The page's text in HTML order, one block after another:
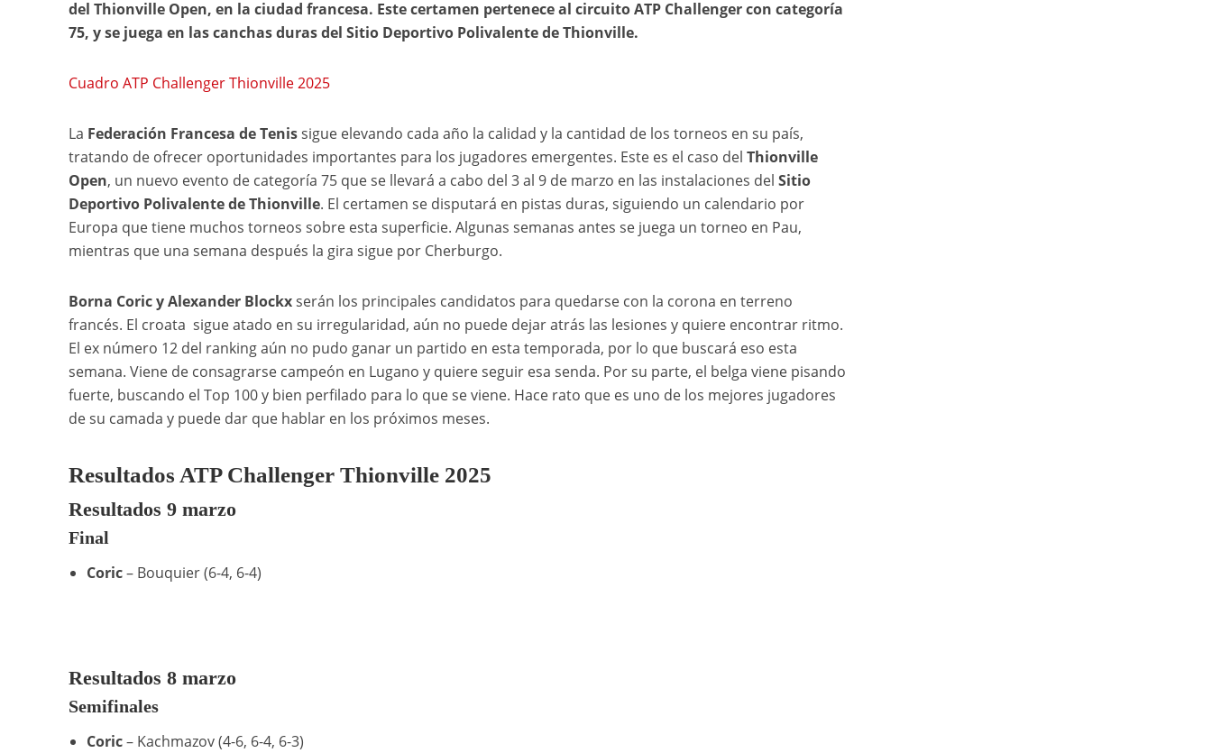
del Thionville Open, en la ciudad francesa. Este certamen pertenece al circuito ATP Challenger con categoría
75, y se juega en las canchas duras del Sitio Deportivo Polivalente de Thionville.
Cuadro ATP Challenger Thionville 2025
La Federación Francesa de Tenissigue elevando cada año la calidad y la cantidad de los torneos en su país,
tratando de ofrecer oportunidades importantes para los jugadores emergentes. Este es el caso del Thionville
Open, un nuevo evento de categoría 75 que se llevará a cabo del 3 al 9 de marzo en las instalaciones del Sitio
Deportivo Polivalente de Thionville. El certamen se disputará en pistas duras, siguiendo un calendario por
Europa que tiene muchos torneos sobre esta superficie. Algunas semanas antes se juega un torneo en Pau,
mientras que una semana después la gira sigue por Cherburgo.
Borna Coric y Alexander Blockxserán los principales candidatos para quedarse con la corona en terreno
francés. El croata sigue atado en su irregularidad, aún no puede dejar atrás las lesiones y quiere encontrar ritmo.
El ex número 12 del ranking aún no pudo ganar un partido en esta temporada, por lo que buscará eso esta
semana. Viene de consagrarse campeón en Lugano y quiere seguir esa senda. Por su parte, el belga viene pisando
fuerte, buscando el Top 100 y bien perfilado para lo que se viene. Hace rato que es uno de los mejores jugadores
de su camada y puede dar que hablar en los próximos meses.
Resultados ATP Challenger Thionville 2025
Resultados 9 marzo
Final
Coric– Bouquier (6-4, 6-4)
Resultados 8 marzo
Semifinales
Coric– Kachmazov (4-6, 6-4, 6-3)